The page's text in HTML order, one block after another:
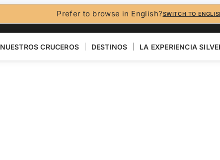
Prefer to browse in English?SWITCH TO
NUESTROS CRUCEROS DESTINOS LA EXPERIENCIA